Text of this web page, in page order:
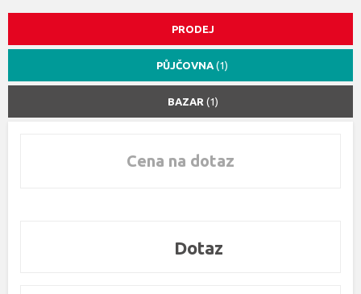
PRODEJ
PŮJČOVNA (1)
BAZAR (1)
Cena na dotaz
Dotaz